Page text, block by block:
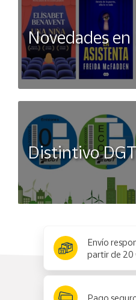
Novedades en
Distintivo DGT
Envío
partir de 20
Pago